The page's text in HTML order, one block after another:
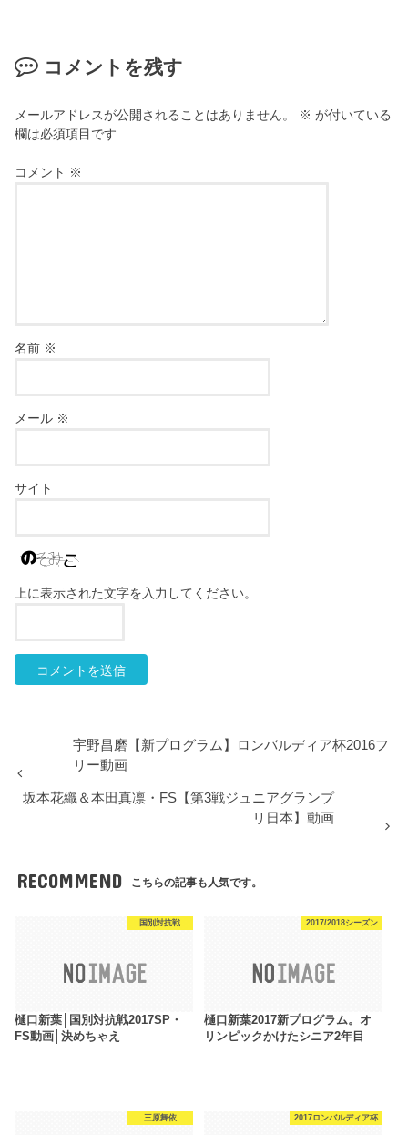
コメントを残す
メールアドレスが公開されることはありません。 ※ が付いている
欄は必須項目です
コメント ※
名前 ※
メール ※
サイト
上に表示された文字を入力してください。
宇野昌磨【新プログラム】ロンバルディア杯2016フ
リー動画
坂本花織＆本田真凛・FS【第3戦ジュニアグランプ
リ日本】動画
RECOMMEND こちらの記事も人気です。
国別対抗戦
樋口新葉│国別対抗戦2017SP・
FS動画│決めちゃえ
2017/2018シーズン
樋口新葉2017新プログラム。オ
リンピックかけたシニア2年目
三原舞依 2017ロンバルディア杯